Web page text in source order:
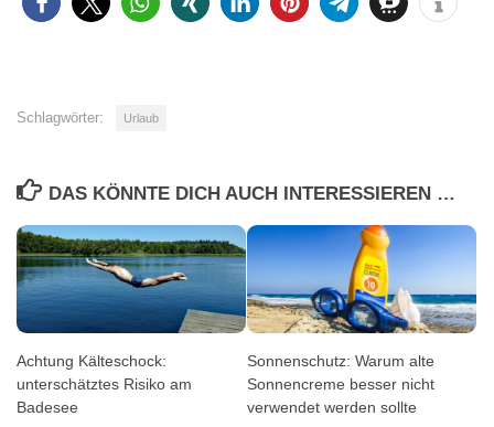
Schlagwörter: Urlaub
DAS KÖNNTE DICH AUCH INTERESSIEREN …
Achtung Kälteschock:
unterschätztes Risiko am
Badesee
Sonnenschutz: Warum alte
Sonnencreme besser nicht
verwendet werden sollte